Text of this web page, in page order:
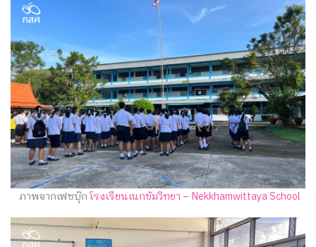
Search
for:
ภาพจากเฟซบุ๊กโรงเรียนเนกขัมวิทยา – Nekkhamwittaya School